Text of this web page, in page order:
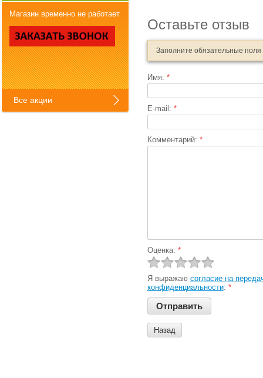
Оставьте отзыв
Заполните обязательные поля
Имя: *
E-mail: *
Комментарий: *
Оценка: *
Я выражаю согласие на
конфиденциальности: *
Назад
Все акции
Магазин временно не работает